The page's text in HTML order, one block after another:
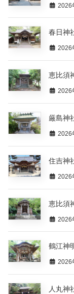
2026
春日神
2026
恵比須
2026
厳島神
2026
住吉神
2026
恵比須
2026
鶴江神
2026
人丸神